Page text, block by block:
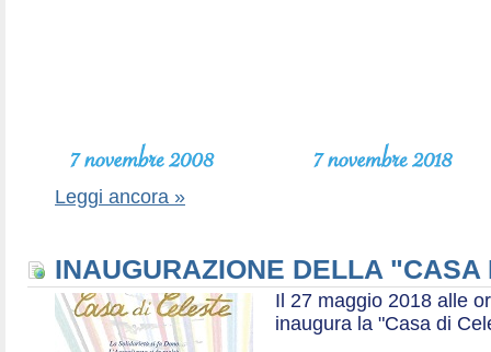
Leggi ancora »
INAUGURAZIONE DELLA
Il 27 maggio 2018 alle
inaugura la "Casa di